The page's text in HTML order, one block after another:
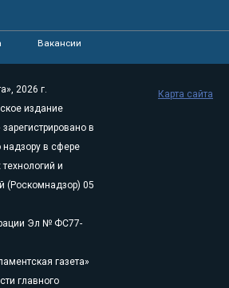
Вакансии
2026 г.
издание
в
в сфере
и
(Роскомнадзор) 05
Эл № ФС77-
газета»
главного
Карта сайта